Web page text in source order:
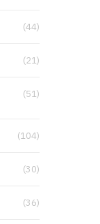
(44)
(21)
(51)
(104)
(30)
(36)